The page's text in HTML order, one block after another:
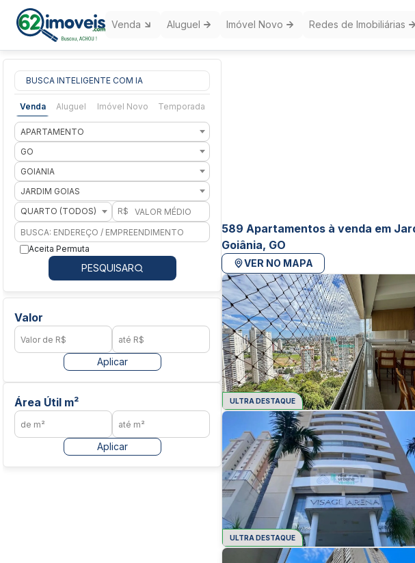
Venda Aluguel Imóvel Novo Redes de Imobiliárias
BUSCA INTELIGENTE COM IA
Venda Aluguel Imóvel Novo Temporada
APARTAMENTO
GO
GOIANIA
JARDIM GOIAS
QUARTO (TODOS)
R$
Aceita Permuta
PESQUISAR
Valor
Aplicar
Área Útil m²
Aplicar
589 Apartamentos à venda em
Goiânia, GO
VER NO MAPA
ULTRA DESTAQUE
ULTRA DESTAQUE